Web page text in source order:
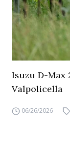
Isuzu D-Max
Valpolicella
06/26/2026